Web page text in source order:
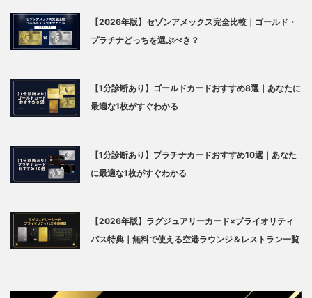
【2026年版】セゾンアメックス完全比較｜ゴールド・
プラチナどっちを選ぶべき？
【1分診断あり】ゴールドカードおすすめ8選｜あなたに
最適な1枚がすぐわかる
【1分診断あり】プラチナカードおすすめ10選｜あなた
に最適な1枚がすぐわかる
【2026年版】ラグジュアリーカード×プライオリティ
パス特典｜無料で使える空港ラウンジ＆レストラン一覧